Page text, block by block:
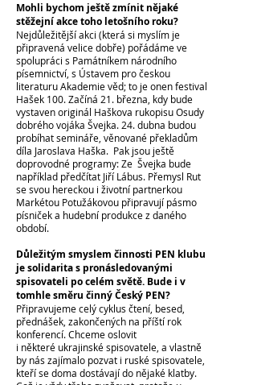
Mohli bychom ještě zmínit nějaké
stěžejní akce toho letošního roku?
Nejdůležitější akci (která si myslím je
připravená velice dobře) pořádáme ve
spolupráci s Památníkem národního
písemnictví, s Ústavem pro českou
literaturu Akademie věd; to je onen festival
Hašek 100. Začíná 21. března, kdy bude
vystaven originál Haškova rukopisu Osudy
dobrého vojáka Švejka. 24. dubna budou
probíhat semináře, věnované překladům
díla Jaroslava Haška. Pak jsou ještě
doprovodné programy: Ze Švejka bude
například předčítat Jiří Lábus. Přemysl Rut
se svou hereckou i životní partnerkou
Markétou Potužákovou připravují pásmo
písniček a hudební produkce z daného
období.
Důležitým smyslem činnosti PEN klubu
je solidarita s pronásledovanými
spisovateli po celém světě. Bude i v
tomhle směru činný Český PEN?
Připravujeme celý cyklus čtení, besed,
přednášek, zakončených na příští rok
konferencí. Chceme oslovit
i některé ukrajinské spisovatele, a vlastně
by nás zajímalo pozvat i ruské spisovatele,
kteří se doma dostávají do nějaké klatby.